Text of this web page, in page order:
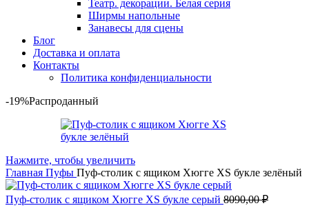
Театр. декорации. Белая серия
Ширмы напольные
Занавесы для сцены
Блог
Доставка и оплата
Контакты
Политика конфиденциальности
-19%Распроданный
Нажмите, чтобы увеличить
Главная Пуфы Пуф-столик с ящиком Хюгге XS букле зелёный
Пуф-столик с ящиком Хюгге XS букле серый 8090,00₽